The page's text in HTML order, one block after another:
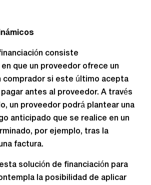
consiste
que un proveedor ofrece un
comprador si este último acepta
pagar antes al proveedor. A través
un proveedor podrá plantear una
anticipado que se realice en un
por ejemplo, tras la
factura.
solución de financiación para
la posibilidad de aplicar